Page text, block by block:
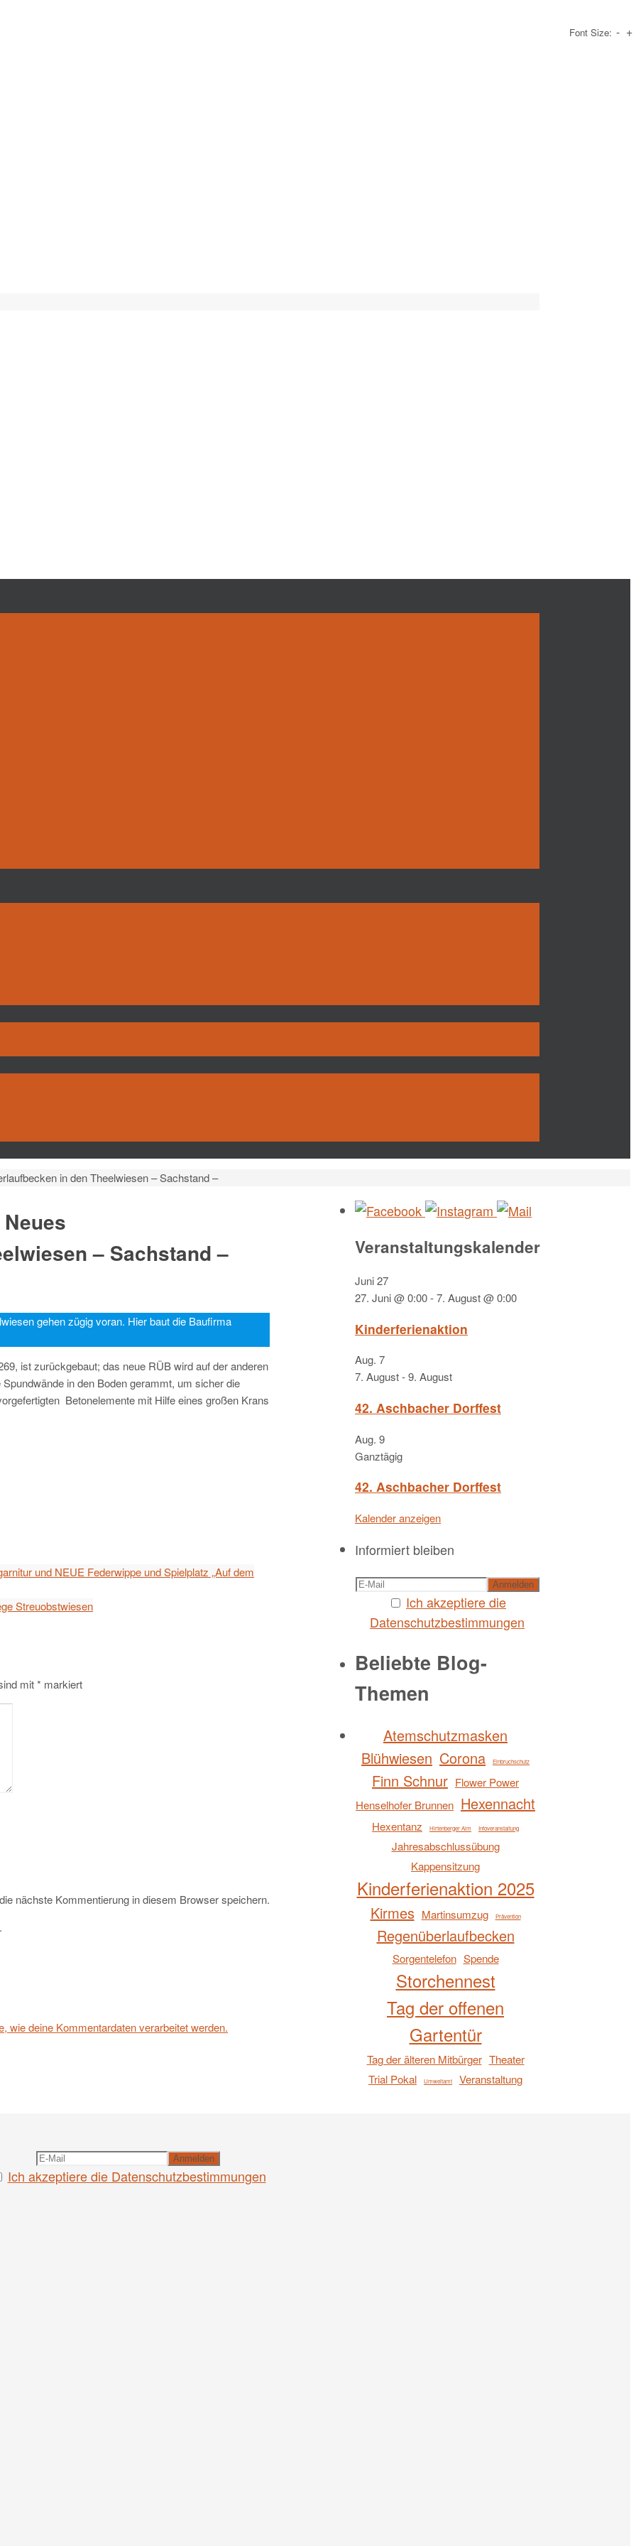
in den Theelwiesen – Sachstand –
– Sachstand –
gehen zügig voran. Hier baut die Baufirma
ist zurückgebaut; das neue RÜB wird auf der anderen
in den Boden gerammt, um sicher die
Betonelemente mit Hilfe eines großen Krans
und NEUE Federwippe und Spielplatz „Auf dem
Streuobstwiesen
mit* markiert
nächste Kommentierung in diesem Browser speichern.
wie deine Kommentardaten verarbeitet werden.
Veranstaltungskalender
Juni27
27. Juni @ 0:00-7. August @ 0:00
Kinderferienaktion
Aug. 7
7. August-9. August
42. Aschbacher Dorffest
Aug. 9
Ganztägig
42. Aschbacher Dorffest
Kalender anzeigen
Informiert bleiben
Ich akzeptiere die
Datenschutzbestimmungen
Beliebte Blog-
Themen
Atemschutzmasken
Blühwiesen Corona Einbruchschutz
Finn Schnur Flower Power
Henselhofer Brunnen Hexennacht
Hexentanz Hirtenberger Alm Infoveranstaltung
Jahresabschlussübung
Kappensitzung
Kinderferienaktion 2025
Kirmes Martinsumzug Prävention
Regenüberlaufbecken
Sorgentelefon Spende
Storchennest
Tag der offenen
Gartentür
Tag der älteren Mitbürger Theater
Trial Pokal
Umweltamt Veranstaltung
Ich akzeptiere die Datenschutzbestimmungen
Font Size: - +